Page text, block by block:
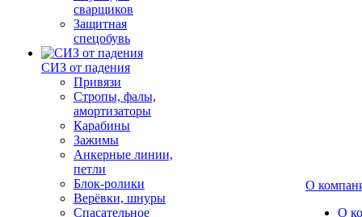
сварщиков
Защитная
спецобувь
СИЗ от падения
Привязи
Стропы, фалы,
амортизаторы
Карабины
Зажимы
Анкерные линии,
петли
Блок-ролики
Верёвки, шнуры
Спасательное
О
О